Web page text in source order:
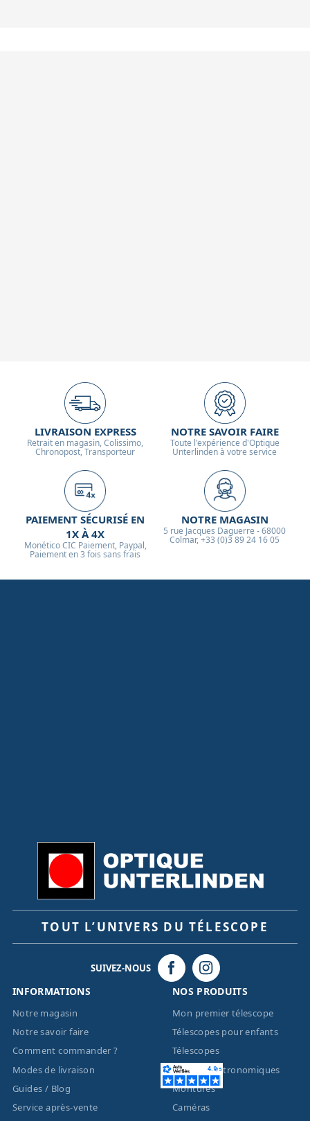
LIVRAISON EXPRESS
Retrait en magasin, Colissimo,
Chronopost, Transporteur
NOTRE SAVOIR FAIRE
Toute l'expérience d'Optique
Unterlinden à votre service
PAIEMENT SÉCURISÉ EN
1X À 4X
Monético CIC Paiement, Paypal,
Paiement en 3 fois sans frais
NOTRE MAGASIN
5 rue Jacques Daguerre - 68000
Colmar, +33 (0)3 89 24 16 05
TOUT L’UNIVERS DU TÉLESCOPE
SUIVEZ-NOUS
INFORMATIONS
Notre magasin
Notre savoir faire
Comment commander ?
Modes de livraison
Guides / Blog
Service après-vente
NOS PRODUITS
Mon premier télescope
Télescopes pour enfants
Télescopes
Lunettes astronomiques
Montures
Caméras